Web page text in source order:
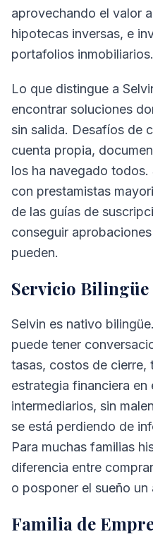
aprovechando el valor
hipotecas inversas, e
portafolios inmobiliarios.
Lo que distingue a
encontrar soluciones
sin salida. Desafíos de
cuenta propia,
los ha navegado
con prestamistas
de las guías de
conseguir
pueden.
Servicio Bilingüe
Selvin es nativo
puede tener
tasas, costos de cierre,
estrategia financiera
intermediarios, sin
se está perdiendo de
Para muchas familias
diferencia entre
o posponer el sueño un
Familia de